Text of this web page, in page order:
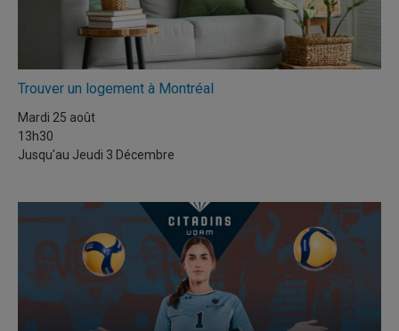
Trouver un logement à Montréal
Mardi 25 août
13h30
Jusqu'au Jeudi 3 Décembre